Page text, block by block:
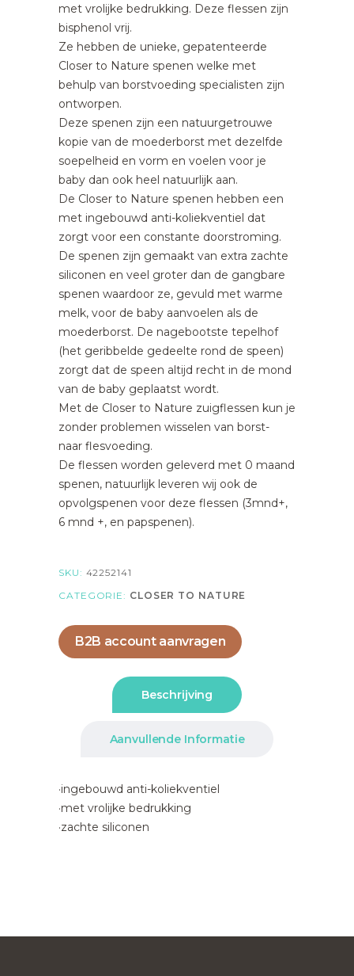
met vrolijke bedrukking. Deze flessen zijn
bisphenol vrij.
Ze hebben de unieke, gepatenteerde
Closer to Nature spenen welke met
behulp van borstvoeding specialisten zijn
ontworpen.
Deze spenen zijn een natuurgetrouwe
kopie van de moederborst met dezelfde
soepelheid en vorm en voelen voor je
baby dan ook heel natuurlijk aan.
De Closer to Nature spenen hebben een
met ingebouwd anti-koliekventiel dat
zorgt voor een constante doorstroming.
De spenen zijn gemaakt van extra zachte
siliconen en veel groter dan de gangbare
spenen waardoor ze, gevuld met warme
melk, voor de baby aanvoelen als de
moederborst. De nagebootste tepelhof
(het geribbelde gedeelte rond de speen)
zorgt dat de speen altijd recht in de mond
van de baby geplaatst wordt.
Met de Closer to Nature zuigflessen kun je
zonder problemen wisselen van borst-
naar flesvoeding.
De flessen worden geleverd met 0 maand
spenen, natuurlijk leveren wij ook de
opvolgspenen voor deze flessen (3mnd+,
6 mnd +, en papspenen).
SKU: 42252141
CATEGORIE: CLOSER TO NATURE
B2B account aanvragen
Beschrijving
Aanvullende Informatie
·ingebouwd anti-koliekventiel
·met vrolijke bedrukking
·zachte siliconen